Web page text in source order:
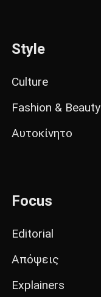
Style
Culture
Fashion & Beauty
Αυτοκίνητο
Focus
Editorial
Απόψεις
Explainers